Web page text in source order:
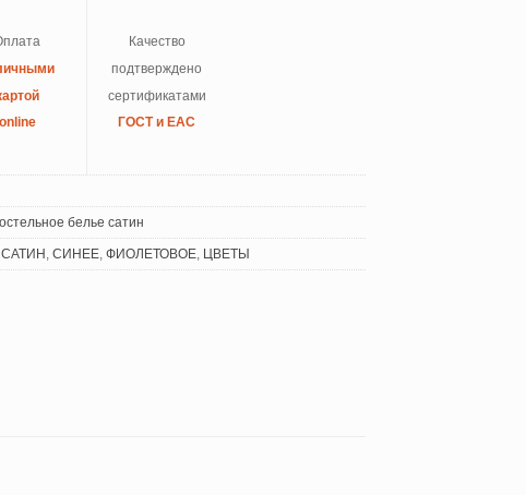
online
Качество
подтверждено
сертификатами
ГОСТ и ЕАС
белье сатин
САТИН СИНЕЕ ФИОЛЕТОВОЕ ЦВЕТЫ